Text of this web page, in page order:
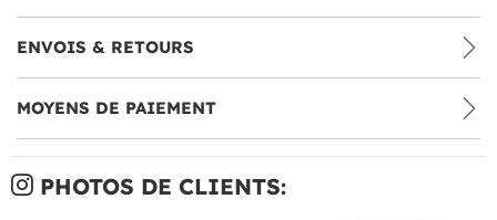
ENVOIS & RETOURS
MOYENS DE PAIEMENT
PHOTOS DE CLIENTS: